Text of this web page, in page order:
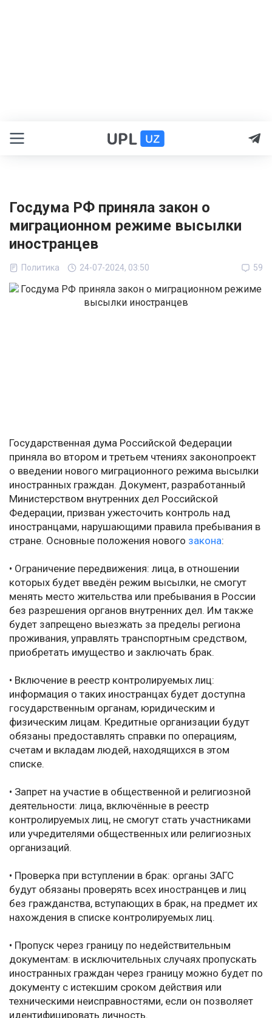
Госдума РФ приняла закон о
миграционном режиме высылки
иностранцев
Политика 24-07-2024, 03:50 59
Государственная дума Российской Федерации
приняла во втором и третьем чтениях законопроект
о введении нового миграционного режима высылки
иностранных граждан. Документ, разработанный
Министерством внутренних дел Российской
Федерации, призван ужесточить контроль над
иностранцами, нарушающими правила пребывания в
стране. Основные положения нового закона:
• Ограничение передвижения: лица, в отношении
которых будет введён режим высылки, не смогут
менять место жительства или пребывания в России
без разрешения органов внутренних дел. Им также
будет запрещено выезжать за пределы региона
проживания, управлять транспортным средством,
приобретать имущество и заключать брак.
• Включение в реестр контролируемых лиц:
информация о таких иностранцах будет доступна
государственным органам, юридическим и
физическим лицам. Кредитные организации будут
обязаны предоставлять справки по операциям,
счетам и вкладам людей, находящихся в этом
списке.
• Запрет на участие в общественной и религиозной
деятельности: лица, включённые в реестр
контролируемых лиц, не смогут стать участниками
или учредителями общественных или религиозных
организаций.
• Проверка при вступлении в брак: органы ЗАГС
будут обязаны проверять всех иностранцев и лиц
без гражданства, вступающих в брак, на предмет их
нахождения в списке контролируемых лиц.
• Пропуск через границу по недействительным
документам: в исключительных случаях пропускать
иностранных граждан через границу можно будет по
документу с истекшим сроком действия или
техническими неисправностями, если он позволяет
идентифицировать личность.